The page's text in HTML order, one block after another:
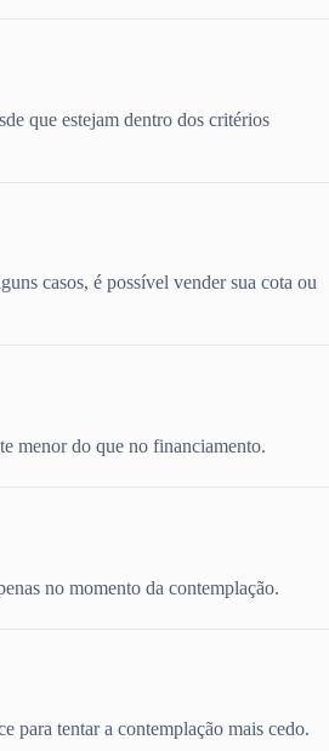
que estejam dentro dos critérios
casos, é possível vender sua cota ou
menor do que no financiamento.
no momento da contemplação.
para tentar a contemplação mais cedo.